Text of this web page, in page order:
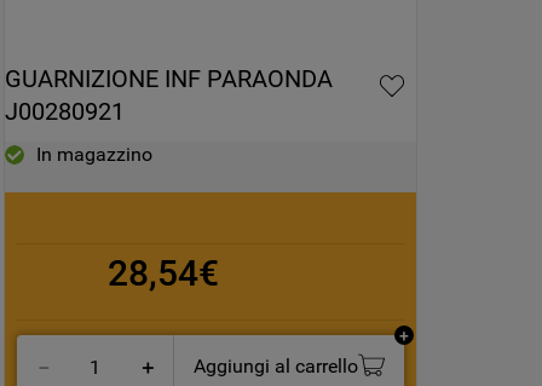
GUARNIZIONE INF PARAONDA
J00280921
In magazzino
28,54€
＋
－ Aggiungi al carrello